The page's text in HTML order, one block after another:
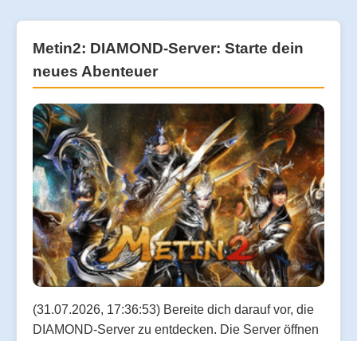
Metin2: DIAMOND-Server: Starte dein
neues Abenteuer
(31.07.2026, 17:36:53) Bereite dich darauf vor, die
DIAMOND-Server zu entdecken. Die Server öffnen